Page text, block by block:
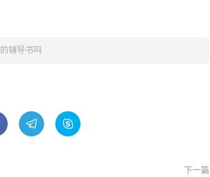
辅导书吗
 
下一篇